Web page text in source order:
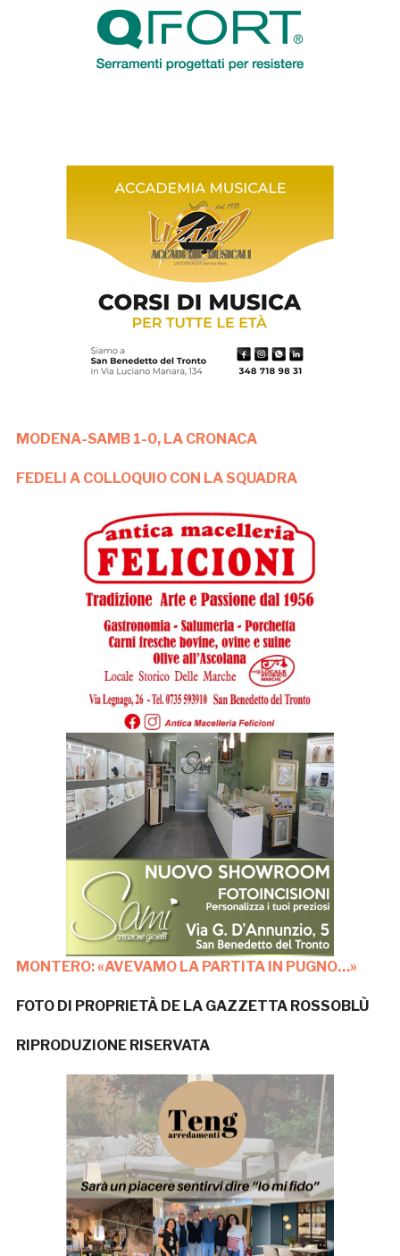
MODENA-SAMB 1-0, LA CRONACA
FEDELI A COLLOQUIO CON LA SQUADRA
MONTERO: «AVEVAMO LA PARTITA IN PUGNO…»
FOTO DI PROPRIETÀ DE LA GAZZETTA ROSSOBLÙ
RIPRODUZIONE RISERVATA